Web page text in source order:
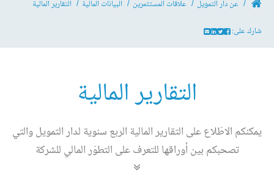
عن دار التمويل علاقات المستثمرين البيانات المالية
التقارير المالية
شارك على:
التقارير المالية
يمكنكم الاطّلاع على التقارير المالية الربع سنوية لدار التمويل والتي
تصحبكم بين أوراقها للتعرف على التطوّر المالي للشركة